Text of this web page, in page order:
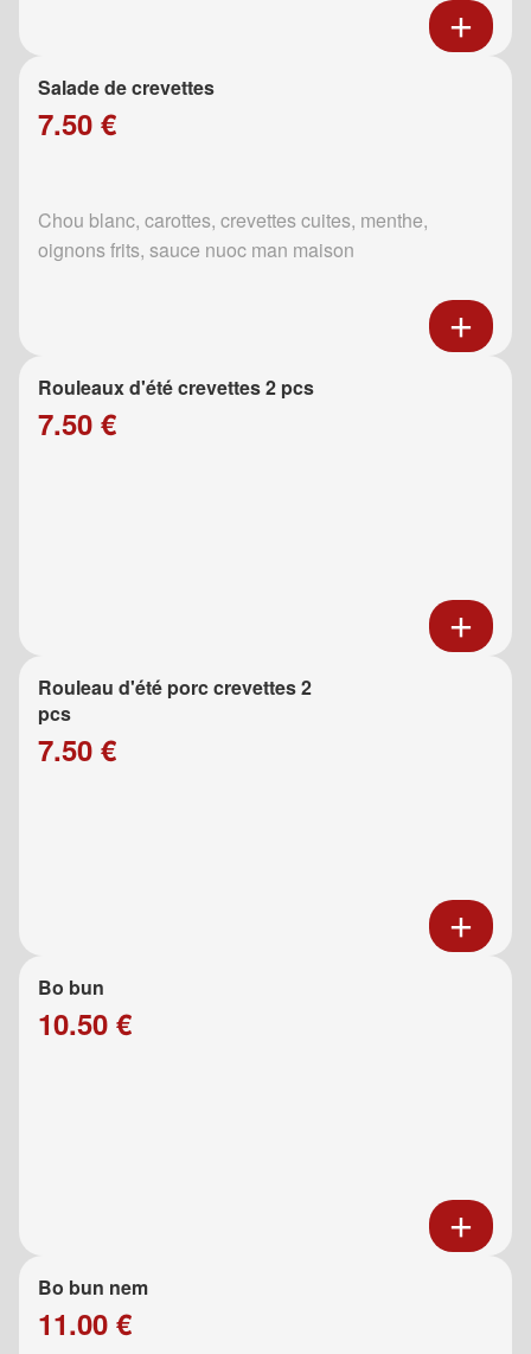
Salade de crevettes
7.50 €
Chou blanc, carottes, crevettes cuites, menthe,
oignons frits, sauce nuoc man maison
Rouleaux d'été crevettes 2 pcs
7.50 €
Rouleau d'été porc crevettes 2
pcs
7.50 €
Bo bun
10.50 €
Bo bun nem
11.00 €